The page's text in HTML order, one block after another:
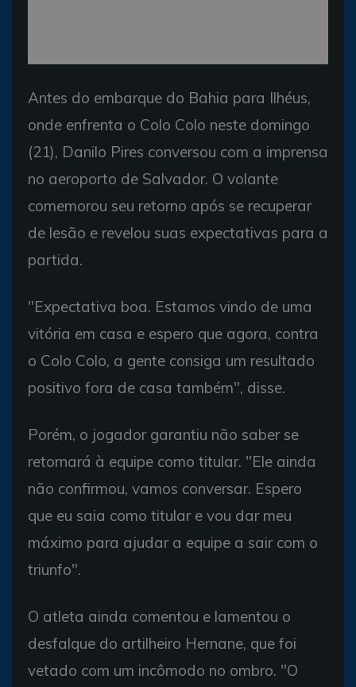
Antes do embarque do Bahia para Ilhéus,
onde enfrenta o Colo Colo neste domingo
(21), Danilo Pires conversou com a imprensa
no aeroporto de Salvador. O volante
comemorou seu retorno após se recuperar
de lesão e revelou suas expectativas para a
partida.
"Expectativa boa. Estamos vindo de uma
vitória em casa e espero que agora, contra
o Colo Colo, a gente consiga um resultado
positivo fora de casa também", disse.
Porém, o jogador garantiu não saber se
retornará à equipe como titular. "Ele ainda
não confirmou, vamos conversar. Espero
que eu saia como titular e vou dar meu
máximo para ajudar a equipe a sair com o
triunfo".
O atleta ainda comentou e lamentou o
desfalque do artilheiro Hernane, que foi
vetado com um incômodo no ombro. "O